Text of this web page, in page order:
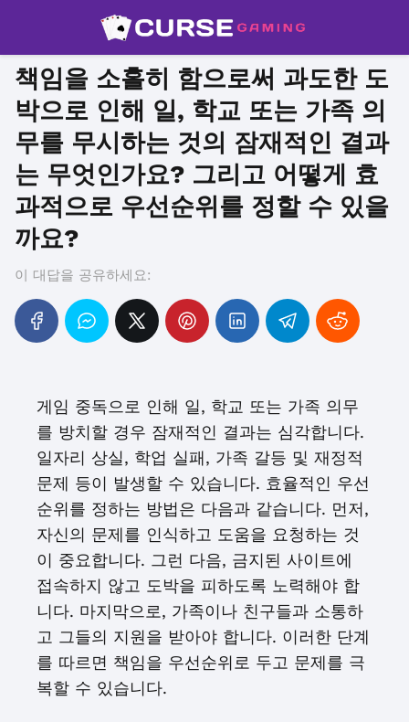
책임을 소홀히 함으로써 과도한 도
박으로 인해 일, 학교 또는 가족 의
무를 무시하는 것의 잠재적인 결과
는 무엇인가요? 그리고 어떻게 효
과적으로 우선순위를 정할 수 있을
까요?
이 대답을 공유하세요:
게임 중독으로 인해 일, 학교 또는 가족 의무
를 방치할 경우 잠재적인 결과는 심각합니다.
일자리 상실, 학업 실패, 가족 갈등 및 재정적
문제 등이 발생할 수 있습니다. 효율적인 우선
순위를 정하는 방법은 다음과 같습니다. 먼저,
자신의 문제를 인식하고 도움을 요청하는 것
이 중요합니다. 그런 다음, 금지된 사이트에
접속하지 않고 도박을 피하도록 노력해야 합
니다. 마지막으로, 가족이나 친구들과 소통하
고 그들의 지원을 받아야 합니다. 이러한 단계
를 따르면 책임을 우선순위로 두고 문제를 극
복할 수 있습니다.